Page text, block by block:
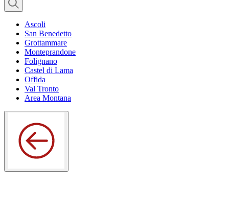
Ascoli
San Benedetto
Grottammare
Monteprandone
Folignano
Castel di Lama
Offida
Val Tronto
Area Montana